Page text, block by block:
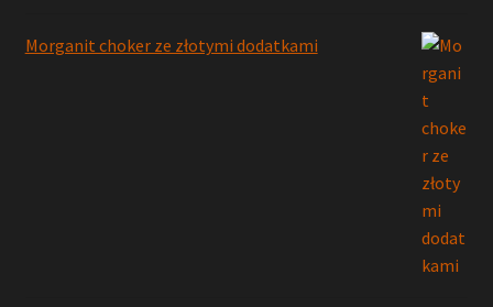
Morganit choker ze złotymi dodatkami